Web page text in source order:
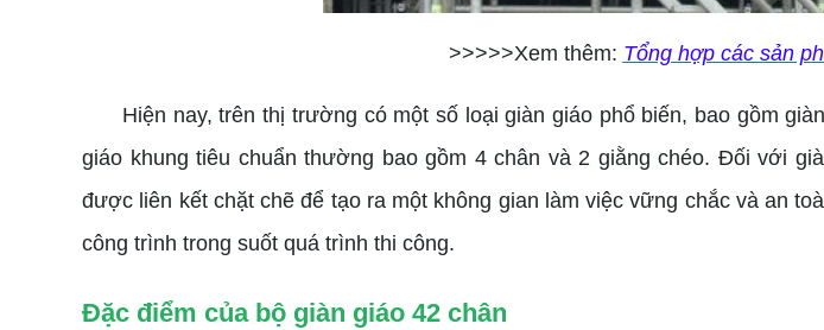
>>>>>Xem thêm: Tổng hợp các sản
Hiện nay, trên thị trường có một số loại giàn giáo phổ biến, bao gồm
giáo khung tiêu chuẩn thường bao gồm 4 chân và 2 giằng chéo. Đối với
được liên kết chặt chẽ để tạo ra một không gian làm việc vững chắc và an
công trình trong suốt quá trình thi công.
Đặc điểm của bộ giàn giáo 42 chân